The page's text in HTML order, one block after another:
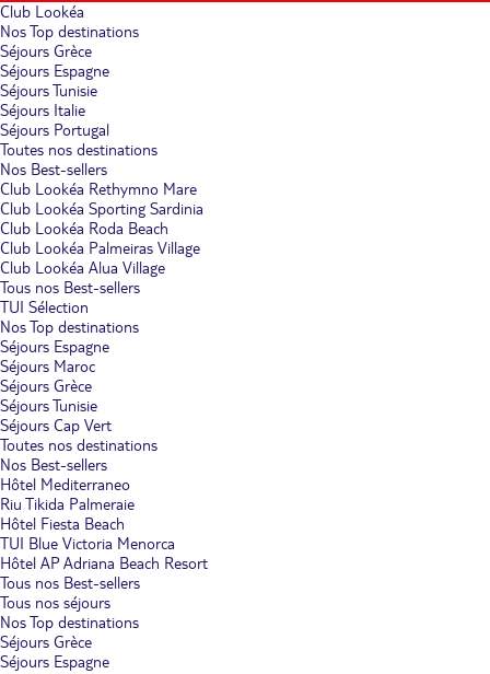
Club Lookéa
Nos Top destinations
Séjours Grèce
Séjours Espagne
Séjours Tunisie
Séjours Italie
Séjours Portugal
Toutes nos destinations
Nos Best-sellers
Club Lookéa Rethymno Mare
Club Lookéa Sporting Sardinia
Club Lookéa Roda Beach
Club Lookéa Palmeiras Village
Club Lookéa Alua Village
Tous nos Best-sellers
TUI Sélection
Nos Top destinations
Séjours Espagne
Séjours Maroc
Séjours Grèce
Séjours Tunisie
Séjours Cap Vert
Toutes nos destinations
Nos Best-sellers
Hôtel Mediterraneo
Riu Tikida Palmeraie
Hôtel Fiesta Beach
TUI Blue Victoria Menorca
Hôtel AP Adriana Beach Resort
Tous nos Best-sellers
Tous nos séjours
Nos Top destinations
Séjours Grèce
Séjours Espagne